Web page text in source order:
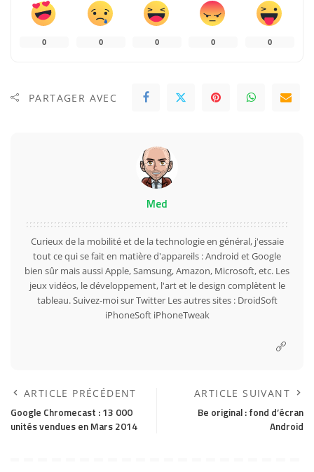
0 0 0 0 0
PARTAGER AVEC
Med
Curieux de la mobilité et de la technologie en général, j'essaie
tout ce qui se fait en matière d'appareils : Android et Google
bien sûr mais aussi Apple, Samsung, Amazon, Microsoft, etc. Les
jeux vidéos, le développement, l'art et le design complètent le
tableau. Suivez-moi surTwitterLes autres sites : DroidSoft
iPhoneSoft iPhoneTweak
ARTICLE PRÉCÉDENT
Google Chromecast : 13 000
unités vendues en Mars 2014
ARTICLE SUIVANT
Be original : fond d’écran
Android